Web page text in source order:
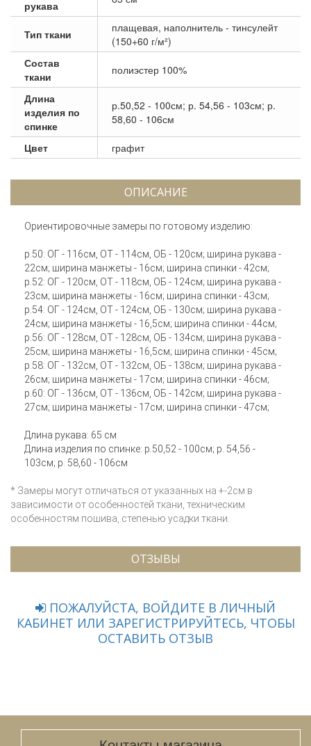
рукава
Тип ткани
плащевая, наполнитель - тинсулейт
(150+60 г/м²)
Состав
ткани
полиэстер 100%
Длина
изделия по
спинке
р.50,52 - 100см; р. 54,56 - 103см; р.
58,60 - 106см
Цвет графит
ОПИСАНИЕ
Ориентировочные замеры по готовому изделию:
р.50: ОГ - 116см, ОТ - 114см, ОБ - 120см; ширина рукава -
22см; ширина манжеты - 16см; ширина спинки - 42см;
р.52: ОГ - 120см, ОТ - 118см, ОБ - 124см; ширина рукава -
23см; ширина манжеты - 16см; ширина спинки - 43см;
р.54: ОГ - 124см, ОТ - 124см, ОБ - 130см; ширина рукава -
24см; ширина манжеты - 16,5см; ширина спинки - 44см;
р.56: ОГ - 128см, ОТ - 128см, ОБ - 134см; ширина рукава -
25см; ширина манжеты - 16,5см; ширина спинки - 45см;
р.58: ОГ - 132см, ОТ - 132см, ОБ - 138см; ширина рукава -
26см; ширина манжеты - 17см; ширина спинки - 46см;
р.60: ОГ - 136см, ОТ - 136см, ОБ - 142см; ширина рукава -
27см; ширина манжеты - 17см; ширина спинки - 47см;
Длина рукава: 65 см
Длина изделия по спинке: р.50,52 - 100см; р. 54,56 -
103см; р. 58,60 - 106см
* Замеры могут отличаться от указанных на +-2см в
зависимости от особенностей ткани, техническим
особенностям пошива, степенью усадки ткани.
ОТЗЫВЫ
ПОЖАЛУЙСТА, ВОЙДИТЕ В ЛИЧНЫЙ
КАБИНЕТ ИЛИ ЗАРЕГИСТРИРУЙТЕСЬ, ЧТОБЫ
ОСТАВИТЬ ОТЗЫВ